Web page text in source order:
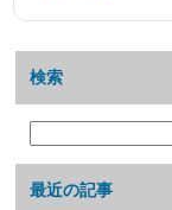
検索
最近の記事